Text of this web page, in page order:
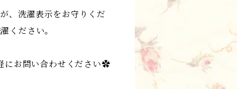
、洗濯表示をお守りくだ
ください。
にお問い合わせください✿